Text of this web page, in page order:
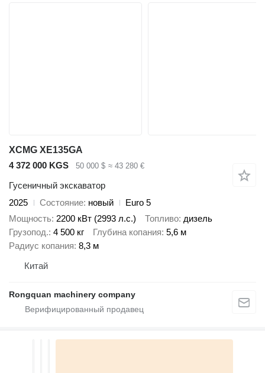
XCMG XE135GA
4 372 000 KGS
50 000 $ ≈ 43 280 €
Гусеничный экскаватор
2025
Состояние новый
Euro 5
Мощность 2200 кВт (2993 л.с.) Топливо дизель
Грузопод. 4 500 кг Глубина копания 5,6 м
Радиус копания 8,3 м
Китай
Rongquan machinery company